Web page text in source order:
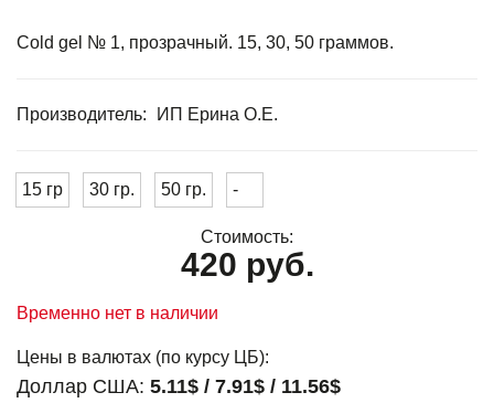
Cold gel № 1, прозрачный. 15, 30, 50 граммов.
Производитель: ИП Ерина О.Е.
15 гр 30 гр. 50 гр. -
Стоимость:
420 руб.
Временно нет в наличии
Цены в валютах (по курсу ЦБ):
Доллар США: 5.11$ / 7.91$ / 11.56$